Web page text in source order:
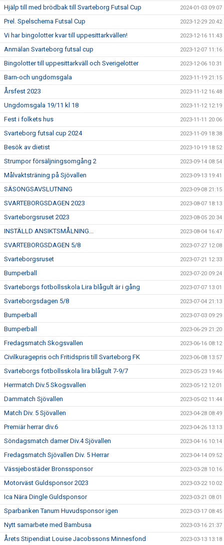
Hjälp till med brödbak till Svarteborg Futsal Cup 2024-01-03 09:07
Prel. Spelschema Futsal Cup 2023-12-29 20:42
Vi har bingolotter kvar till uppesittarkvällen! 2023-12-16 11:43
Anmälan Svarteborg futsal cup 2023-12-07 11:16
Bingolotter till uppesittarkväll och Sverigelotter 2023-12-06 10:31
Barn-och ungdomsgala 2023-11-19 21:15
Årsfest 2023 2023-11-12 16:48
Ungdomsgala 19/11 kl 18 2023-11-12 12:19
Fest i folkets hus 2023-11-11 20:06
Svarteborg futsal cup 2024 2023-11-09 18:38
Besök av dietist 2023-10-19 18:52
Strumpor försäljningsomgång 2 2023-09-14 08:54
Målvaktsträning på Sjövallen 2023-09-13 19:41
SÄSONGSAVSLUTNING 2023-09-08 21:15
SVARTEBORGSDAGEN 2023 2023-08-07 18:13
Svarteborgsruset 2023 2023-08-05 20:34
INSTÄLLD ANSIKTSMÅLNING... 2023-08-04 16:47
SVARTEBORGSDAGEN 5/8 2023-07-27 12:08
Svarteborgsruset 2023-07-21 12:33
Bumperball 2023-07-20 09:24
Svarteborgs fotbollsskola Lira blågult är i gång 2023-07-07 13:01
Svarteborgsdagen 5/8 2023-07-04 21:13
Bumperball 2023-07-03 09:29
Bumperball 2023-06-29 21:20
Fredagsmatch Skogsvallen 2023-06-16 08:12
Civilkuragepris och Fritidspris till Svarteborg FK 2023-06-08 13:57
Svarteborgs fotbollsskola lira blågult 7-9/7 2023-05-23 19:46
Herrmatch Div.5 Skogsvallen 2023-05-12 12:01
Dammatch Sjövallen 2023-05-02 11:44
Match Div. 5 Sjövallen 2023-04-28 08:49
Premiär herrar div.6 2023-04-26 13:13
Söndagsmatch damer Div.4 Sjövallen 2023-04-16 10:14
Fredagsmatch Sjövallen Div. 5 Herrar 2023-04-14 09:52
Vässjebostäder Bronssponsor 2023-03-28 10:16
Motorväst Guldsponsor 2023 2023-03-22 10:02
Ica Nära Dingle Guldsponsor 2023-03-21 08:01
Sparbanken Tanum Huvudsponsor igen 2023-03-17 08:45
Nytt samarbete med Bambusa 2023-03-16 21:37
Årets Stipendiat Louise Jacobssons Minnesfond 2023-03-13 13:18